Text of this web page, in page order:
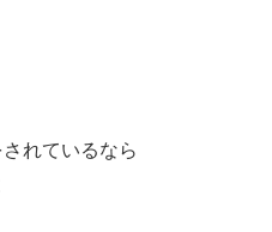
れているなら